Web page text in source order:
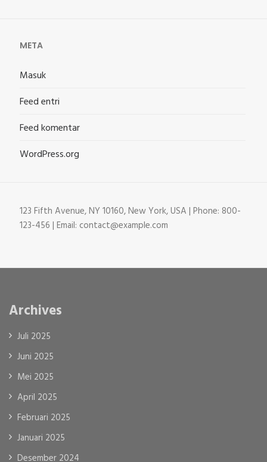
META
Masuk
Feed entri
Feed komentar
WordPress.org
123 Fifth Avenue, NY 10160, New York, USA | Phone: 800-
123-456 | Email: contact@example.com
Archives
Juli 2025
Juni 2025
Mei 2025
April 2025
Februari 2025
Januari 2025
Desember 2024